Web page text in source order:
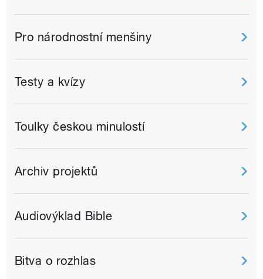
Pro národnostní menšiny
Testy a kvízy
Toulky českou minulostí
Archiv projektů
Audiovýklad Bible
Bitva o rozhlas